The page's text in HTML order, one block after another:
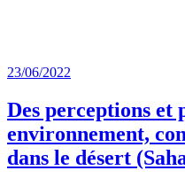
23/06/2022
Des perceptions et
environnement,
dans le désert